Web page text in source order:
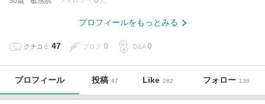
プロフィールをもっとみる
クチコミ 47 ブログ 0 Q&A 0
プロフィール 投稿 47 Like 282 フォロー 136